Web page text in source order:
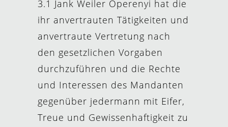
3.1 Jank Weiler Operenyi hat die
ihr anvertrauten Tätigkeiten und
anvertraute Vertretung nach
den gesetzlichen Vorgaben
durchzuführen und die Rechte
und Interessen des Mandanten
gegenüber jedermann mit Eifer,
Treue und Gewissenhaftigkeit zu